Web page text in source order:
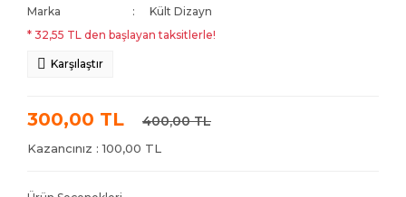
Marka
Kült Dizayn
* 32,55 TL den başlayan taksitlerle!
Karşılaştır
300,00 TL 400,00 TL
Kazancınız : 100,00 TL